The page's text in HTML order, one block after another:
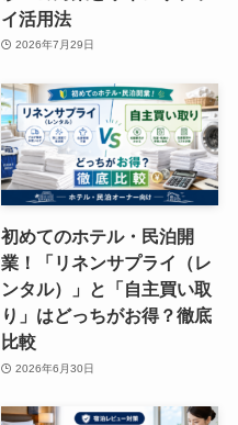
イ活用法
2026年7月29日
初めてのホテル・民泊開
業！「リネンサプライ（レ
ンタル）」と「自主買い取
り」はどっちがお得？徹底
比較
2026年6月30日